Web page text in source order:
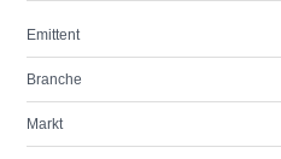
Emittent
Branche
Markt